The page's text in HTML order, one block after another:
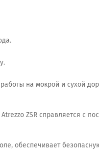
на мокрой и сухой
ZSR справляется с
обеспечивает